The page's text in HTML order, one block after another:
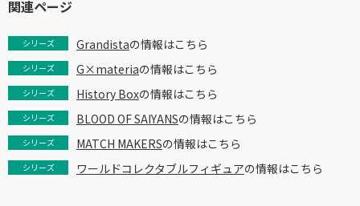
関連ページ
シリーズ Grandistaの情報はこちら
シリーズ G×materiaの情報はこちら
シリーズ History Boxの情報はこちら
シリーズ BLOOD OF SAIYANSの情報はこちら
シリーズ MATCH MAKERSの情報はこちら
シリーズ ワールドコレクタブルフィギュアの情報はこちら